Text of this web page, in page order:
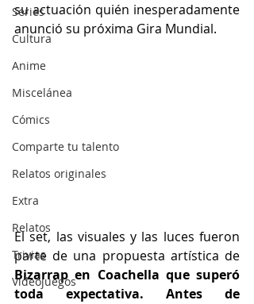
Series
Cultura
Anime
Miscelánea
Cómics
Comparte tu talento
Relatos originales
Extra
Relatos
Trivias
Videojuegos
su actuación quién inesperadamente
anunció su próxima Gira Mundial.
El set, las visuales y las luces fueron
Bizarrap en Coachella que superó
toda expectativa. Antes de